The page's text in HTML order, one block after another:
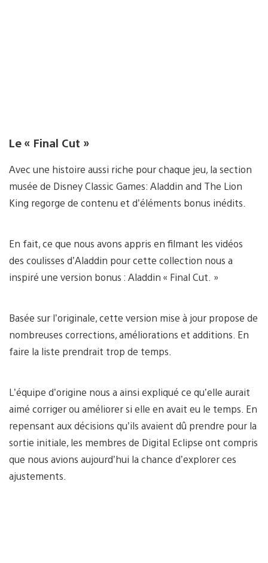
Le « Final Cut »
Avec une histoire aussi riche pour chaque jeu, la section
musée de Disney Classic Games: Aladdin and The Lion
King regorge de contenu et d’éléments bonus inédits.
En fait, ce que nous avons appris en filmant les vidéos
des coulisses d’Aladdin pour cette collection nous a
inspiré une version bonus : Aladdin « Final Cut. »
Basée sur l’originale, cette version mise à jour propose de
nombreuses corrections, améliorations et additions. En
faire la liste prendrait trop de temps.
L’équipe d’origine nous a ainsi expliqué ce qu’elle aurait
aimé corriger ou améliorer si elle en avait eu le temps. En
repensant aux décisions qu’ils avaient dû prendre pour la
sortie initiale, les membres de Digital Eclipse ont compris
que nous avions aujourd’hui la chance d’explorer ces
ajustements.